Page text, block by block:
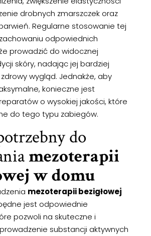
drobnych zmarszczek oraz
Regularne stosowanie tej
odpowiednich
prowadzić do widocznej
skóry, nadając jej bardziej
wygląd. Jednakże, aby
konieczne jest
o wysokiej jakości, które
do tego typu zabiegów.
do
mezoterapii
w domu
mezoterapii bezigłowej
jest odpowiednie
pozwoli na skuteczne i
substancji aktywnych